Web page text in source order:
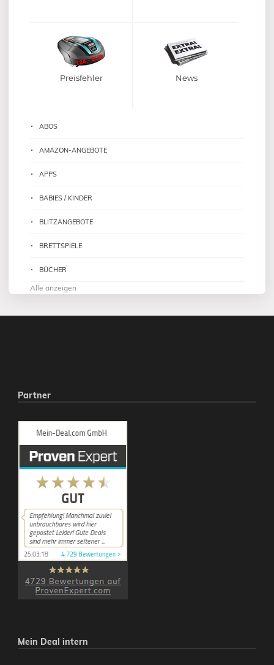
Preisfehler News
ABOS
AMAZON-ANGEBOTE
APPS
BABIES / KINDER
BLITZANGEBOTE
BRETTSPIELE
BÜCHER
Alle anzeigen
Partner
Mein Deal intern